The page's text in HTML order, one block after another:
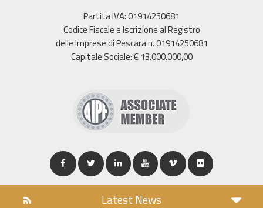
Partita IVA: 01914250681
Codice Fiscale e Iscrizione al Registro
delle Imprese di Pescara n. 01914250681
Capitale Sociale: € 13.000.000,00
Latest News